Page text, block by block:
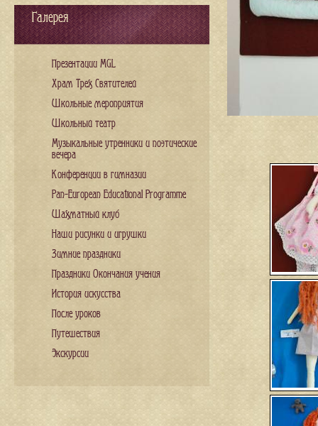
Галерея
Презентации MGL
Храм Трех Святителей
Школьные мероприятия
Школьный театр
Музыкальные утренники и поэтические
вечера
Конференции в гимназии
Pan-European Educational Programme
Шахматный клуб
Наши рисунки и игрушки
Зимние праздники
Праздники Окончания учения
История искусства
После уроков
Путешествия
Экскурсии